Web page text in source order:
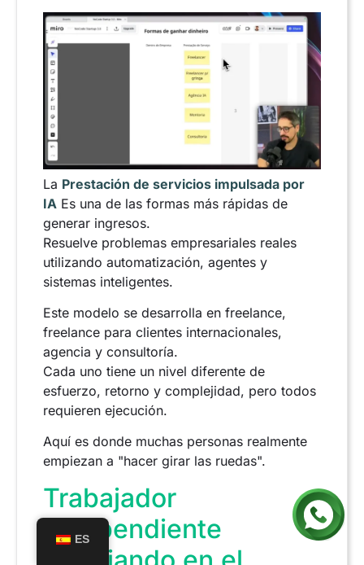
La Prestación de servicios impulsada por
IA Es una de las formas más rápidas de
generar ingresos.
Resuelve problemas empresariales reales
utilizando automatización, agentes y
sistemas inteligentes.
Este modelo se desarrolla en freelance,
freelance para clientes internacionales,
agencia y consultoría.
Cada uno tiene un nivel diferente de
esfuerzo, retorno y complejidad, pero todos
requieren ejecución.
Aquí es donde muchas personas realmente
empiezan a "hacer girar las ruedas".
Trabajador
independiente
ES